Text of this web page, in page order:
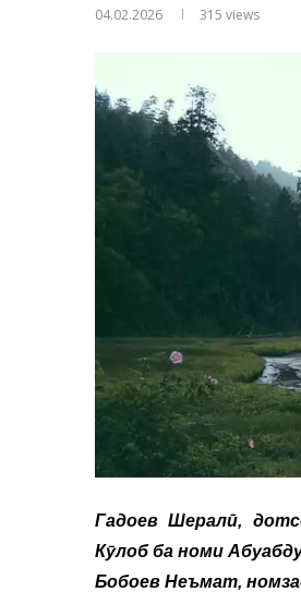
04.02.2026 315 views
Гадоев Шералӣ,
Кӯлоб ба номи
Бобоев Неъмат,